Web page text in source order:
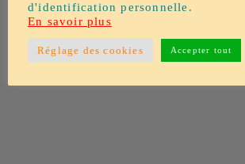
d'identification personnelle.
En savoir plus
Réglage des cookies Accepter tout